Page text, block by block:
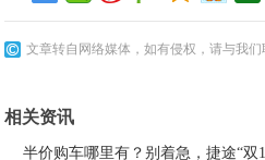
文章转自网络媒体，如有侵权，请与我们
相关资讯
半价购车哪里有？别着急，捷途“双